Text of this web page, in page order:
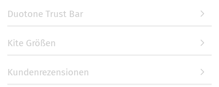
Duotone Trust Bar
Kite Größen
Kundenrezensionen